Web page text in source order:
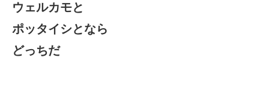
ウェルカモと
ポッタイシとなら
どっちだ